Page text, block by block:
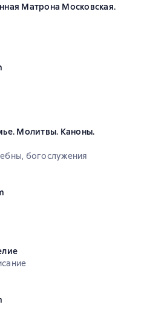
Матрона Московская.
рейтинг 0 на основе 0 оценок
Молитвы. Каноны.
богослужения
рейтинг 0 на основе 0 оценок
рейтинг 0 на основе 0 оценок